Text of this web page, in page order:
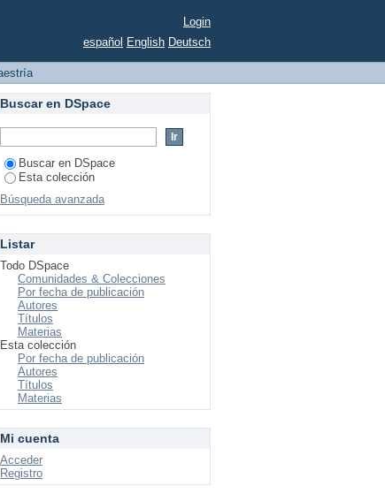
Login
español English Deutsch
Buscar en DSpace
Buscar en DSpace
Esta colección
Búsqueda avanzada
Listar
Todo DSpace
Comunidades & Colecciones
Por fecha de publicación
Autores
Títulos
Materias
Esta colección
Por fecha de publicación
Autores
Títulos
Materias
Mi cuenta
Acceder
Registro